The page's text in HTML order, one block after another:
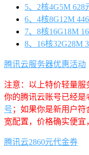
5、2核4G5M 628
6、4核8G12M
7、8核16G18M
8、16核32G28M
腾讯云服务器优惠活动
注意：以上特价轻量服
你的腾讯云账号已经是
号 ；如果你是新用户
宽配置，价格确实便宜
腾讯云2860元代金券